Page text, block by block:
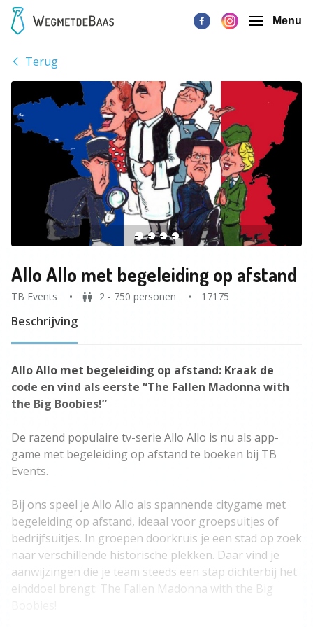
Menu
Terug
Allo Allo met begeleiding op afstand
TB Events 2 - 750 personen 17175
Beschrijving
Allo Allo met begeleiding op afstand: Kraak de
code en vind als eerste “The Fallen Madonna with
the Big Boobies!”
De razend populaire tv-serie Allo Allo is nu als app-
game met begeleiding op afstand te boeken bij TB
Events.
Bij ons speel je Allo Allo als spannende citygame met
begeleiding op afstand, ideaal voor groepsuitjes of
bedrijfsuitjes. In groepen doorkruis je een stad op zoek
naar verschillende historische plekken. Daar vind je
aanwijzingen die je team steeds een stap dichterbij het
einddoel brengt: The Fallen Madonna with the Big